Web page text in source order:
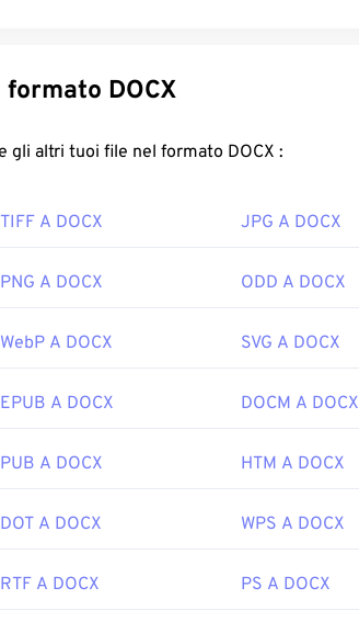
Converti altri file nel formato DOCX
FreeConvert.com può convertire gli altri tuoi file nel formato DOCX :
TIFF A DOCX JPG A DOCX
PNG A DOCX ODD A DOCX
WebP A DOCX SVG A DOCX
EPUB A DOCX DOCM A DOCX
PUB A DOCX HTM A DOCX
DOT A DOCX WPS A DOCX
RTF A DOCX PS A DOCX